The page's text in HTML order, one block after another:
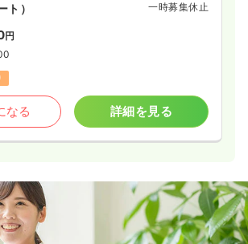
月給40万円以上可
なる 詳細を見る
一般＋療養
） 一時募集休止
ト） 一時募集休止
円
なる 詳細を見る